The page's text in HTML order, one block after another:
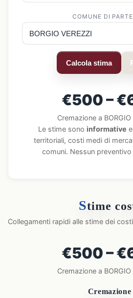
COMUNE DI
Calcola stima
€500 –
Cremazione a BORGIO
Le stime sono informative
territoriali, costi medi di
comuni. Nessun
Stime
Collegamenti rapidi alle stime dei
€500 –
Cremazione a BORGIO
Cremazione